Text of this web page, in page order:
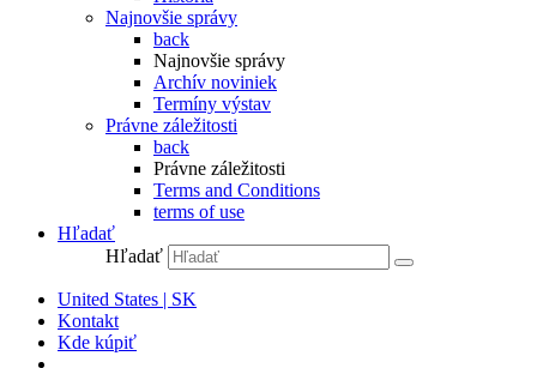
Najnovšie správy
back
Najnovšie správy
Archív noviniek
Termíny výstav
Právne záležitosti
back
Právne záležitosti
Terms and Conditions
terms of use
Hľadať
Hľadať
United States | SK
Kontakt
Kde kúpiť